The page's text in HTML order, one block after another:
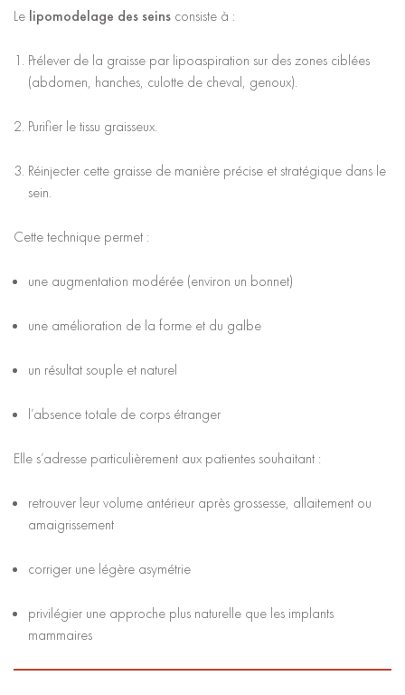
Le lipomodelage des seins consiste à :
Prélever de la graisse par lipoaspiration sur des zones ciblées
(abdomen, hanches, culotte de cheval, genoux).
Purifier le tissu graisseux.
Réinjecter cette graisse de manière précise et stratégique dans le
sein.
Cette technique permet :
une augmentation modérée (environ un bonnet)
une amélioration de la forme et du galbe
un résultat souple et naturel
l’absence totale de corps étranger
Elle s’adresse particulièrement aux patientes souhaitant :
retrouver leur volume antérieur après grossesse, allaitement ou
amaigrissement
corriger une légère asymétrie
privilégier une approche plus naturelle que les implants
mammaires